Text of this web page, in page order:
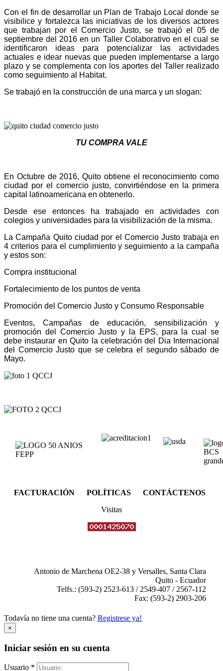
Con el fin de desarrollar un Plan de Trabajo Local donde se
visibilice y fortalezca las iniciativas de los diversos actores
que trabajan por el Comercio Justo, se trabajó el 05 de
septiembre del 2016 en un Taller Colaborativo en el cual se
identificaron ideas para potencializar las actividades
actuales e idear nuevas que pueden implementarse a largo
plazo y se complementa con los aportes del Taller realizado
como seguimiento al Habitat.
Se trabajó en la construcción de una marca y un slogan:
TU COMPRA VALE
En Octubre de 2016, Quito obtiene el reconocimiento como
ciudad por el comercio justo, convirtiéndose en la primera
capital latinoamericana en obtenerlo.
Desde ese entonces ha trabajado en actividades con
colegios y universidades para la visibilización de la misma.
La Campaña Quito ciudad por el Comercio Justo trabaja en
4 criterios para el cumplimiento y seguimiento a la campaña
y estos son:
Compra institucional
Fortalecimiento de los puntos de venta
Promoción del Comercio Justo y Consumo Responsable
Eventos, Campañas de educación, sensibilización y
promoción del Comercio Justo y la EPS, para la cual se
debe instaurar en Quito la celebración del Dia Internacional
del Comercio Justo que se celebra el segundo sábado de
Mayo.
FACTURACIÓN POLÍTICAS CONTÁCTENOS
Visitas
Antonio de Marchena OE2-38 y Versalles, Santa Clara
Quito - Ecuador
Telfs.: (593-2) 2523-613 / 2549-407 / 2567-112
Fax: (593-2) 2903-206
Todavía no tiene una cuenta? Registrese ya!
×
Iniciar sesión en su cuenta
Usuario *